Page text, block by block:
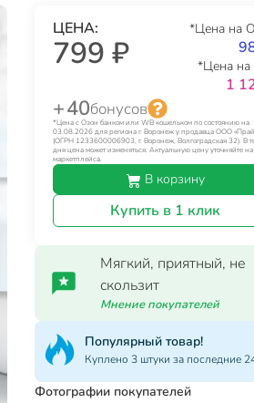
ЦЕНА:
799 ₽
*Цена на
*Цена на
1
+ 40бонусов
*Цена с Озон банком или WB кошельком по состоянию на
03.08.2026 для региона г. Воронеж у продавца ООО
(ОГРН 1233600006903, г. Воронеж, Волгоградская 32). В
дня цена может изменяться. Актуальную цену уточняйте на
маркетплейса.
В корзину
Купить в 1 клик
Мягкий, приятный, не
скользит
Мнение покупателей
Популярный товар!
Куплено 3 штуки за последние
Фотографии покупателей